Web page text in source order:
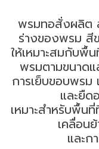
พรมทอสั่งผลิต
ร่างของพรม สี
ให้เหมาะสมกับพื้น
พรมตามขนาด
การเย็บขอบพรม
และยืด
เหมาะสำหรับพื้น
เคลื่อน
และก